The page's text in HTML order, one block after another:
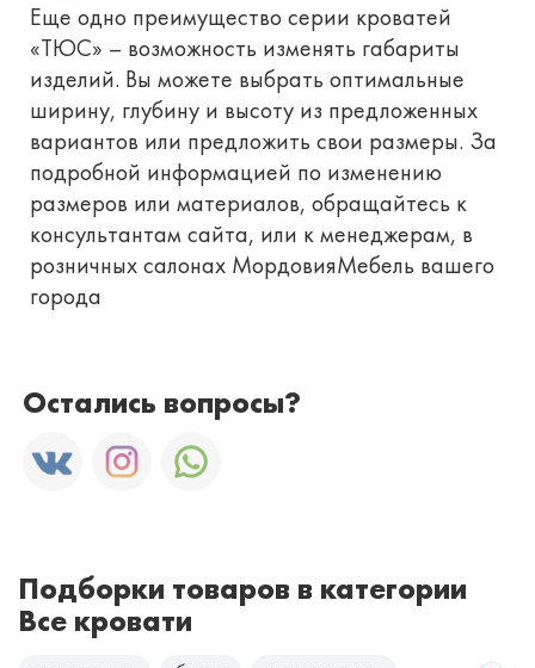
Еще одно преимущество серии кроватей
«ТЮС» – возможность изменять габариты
изделий. Вы можете выбрать оптимальные
ширину, глубину и высоту из предложенных
вариантов или предложить свои размеры. За
подробной информацией по изменению
размеров или материалов, обращайтесь к
консультантам сайта, или к менеджерам, в
розничных салонах МордовияМебель вашего
города
Остались вопросы?
Подборки товаров в категории
Все кровати